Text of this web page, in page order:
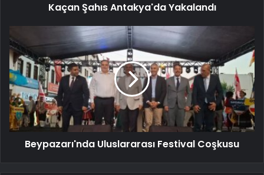
Kaçan Şahıs Antakya'da Yakalandı
Beypazarı'nda Uluslararası Festival Coşkusu